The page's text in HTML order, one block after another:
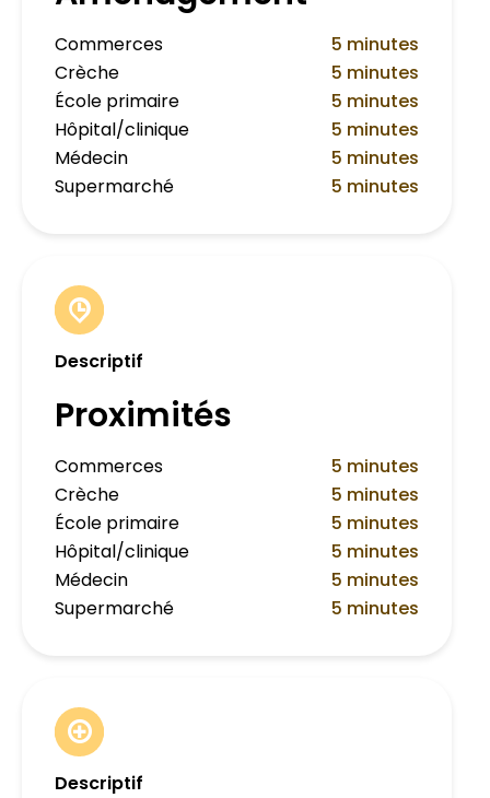
Commerces
5 minutes
Crèche
5 minutes
École primaire
5 minutes
Hôpital/clinique
5 minutes
Médecin
5 minutes
Supermarché
5 minutes
Descriptif
Proximités
Commerces
5 minutes
Crèche
5 minutes
École primaire
5 minutes
Hôpital/clinique
5 minutes
Médecin
5 minutes
Supermarché
5 minutes
Descriptif